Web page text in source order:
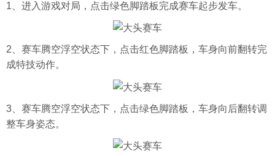
1、进入游戏对局，点击绿色脚踏板完成赛车起步发车。
2、赛车腾空浮空状态下，点击红色脚踏板，车身向前翻转完
成特技动作。
3、赛车腾空浮空状态下，点击绿色脚踏板，车身向后翻转调
整车身姿态。